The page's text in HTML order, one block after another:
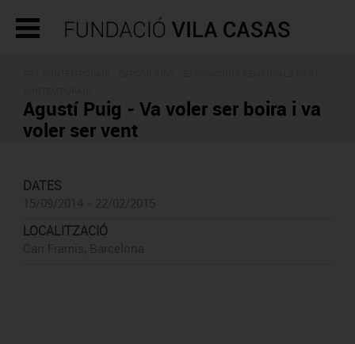
Agustí Puig - Va voler ser boira i va
voler ser vent
DATES
LOCALITZACIÓ